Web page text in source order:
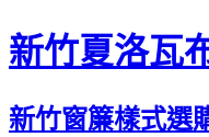
新竹夏洛瓦
新竹窗簾樣式選